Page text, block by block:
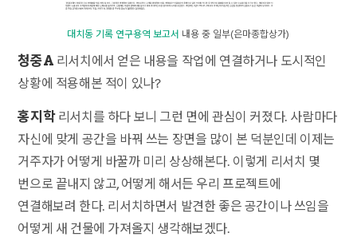
대치동 기록 연구용역 보고서 내용 중 일부(은마종합상가)
청중A 리서치에서 얻은 내용을 작업에 연결하거나 도시적인
상황에 적용해본 적이 있나?
홍지학리서치를 하다 보니 그런 면에 관심이 커졌다. 사람마다
자신에 맞게 공간을 바꿔 쓰는 장면을 많이 본 덕분인데 이제는
거주자가 어떻게 바꿀까 미리 상상해본다. 이렇게 리서치 몇
번으로 끝내지 않고, 어떻게 해서든 우리 프로젝트에
연결해보려 한다. 리서치하면서 발견한 좋은 공간이나 쓰임을
어떻게 새 건물에 가져올지 생각해보겠다.